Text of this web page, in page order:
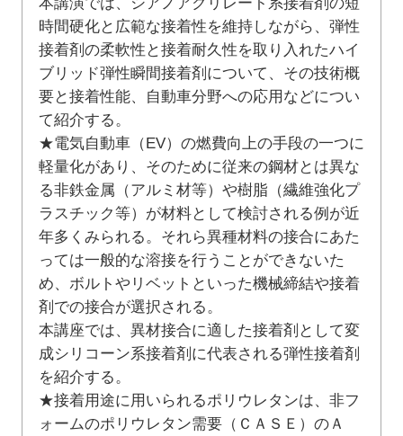
時間硬化と広範な接着性を維持しながら、弾性
接着剤の柔軟性と接着耐久性を取り入れたハイ
ブリッド弾性瞬間接着剤について、その技術概
要と接着性能、自動車分野への応用などについ
て紹介する。
★電気自動車（EV）の燃費向上の手段の一つに
軽量化があり、そのために従来の鋼材とは異な
る非鉄金属（アルミ材等）や樹脂（繊維強化プ
ラスチック等）が材料として検討される例が近
年多くみられる。それら異種材料の接合にあた
っては一般的な溶接を行うことができないた
め、ボルトやリベットといった機械締結や接着
剤での接合が選択される。
本講座では、異材接合に適した接着剤として変
成シリコーン系接着剤に代表される弾性接着剤
を紹介する。
★接着用途に用いられるポリウレタンは、非フ
ォームのポリウレタン需要（ＣＡＳＥ）のＡ